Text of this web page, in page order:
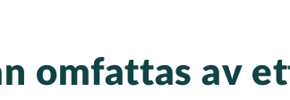
omfattas av